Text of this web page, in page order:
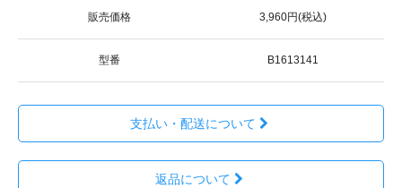
販売価格 3,960円(税込)
型番 B1613141
支払い・配送について
返品について